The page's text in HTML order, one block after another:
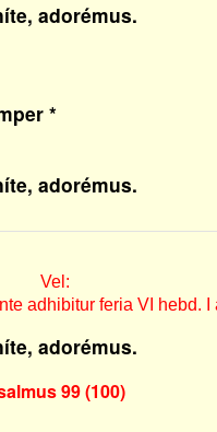
adorémus.
*
adorémus.
Vel:
adhibitur feria VI hebd. I
adorémus.
99 (100)